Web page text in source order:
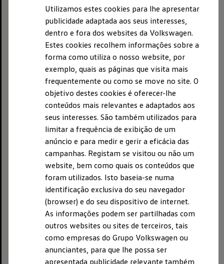
Utilizamos estes cookies para lhe apresentar
publicidade adaptada aos seus interesses,
dentro e fora dos websites da Volkswagen.
Estes cookies recolhem informações sobre a
forma como utiliza o nosso website, por
exemplo, quais as páginas que visita mais
frequentemente ou como se move no site. O
objetivo destes cookies é oferecer-lhe
conteúdos mais relevantes e adaptados aos
seus interesses. São também utilizados para
limitar a frequência de exibição de um
anúncio e para medir e gerir a eficácia das
campanhas. Registam se visitou ou não um
website, bem como quais os conteúdos que
foram utilizados. Isto baseia-se numa
identificação exclusiva do seu navegador
(browser) e do seu dispositivo de internet.
As informações podem ser partilhadas com
outros websites ou sites de terceiros, tais
como empresas do Grupo Volkswagen ou
anunciantes, para que lhe possa ser
apresentada publicidade relevante também
Thomas Schäfer
Thomas Schmall-von Westerholt
Hauke Stars
Morada: Berliner Ring 2 38440 Wolfsburg
Tel.: +49-5361-9-0
Fax: +49-5361-9-28282
VolkswagenAG é uma empresa registada no registo
comercial do tribunal municipal de Braunschweig com
o número de registo 100484, secção B.
O número de identificação fiscal da VolkswagenAG é
DE 115235681.